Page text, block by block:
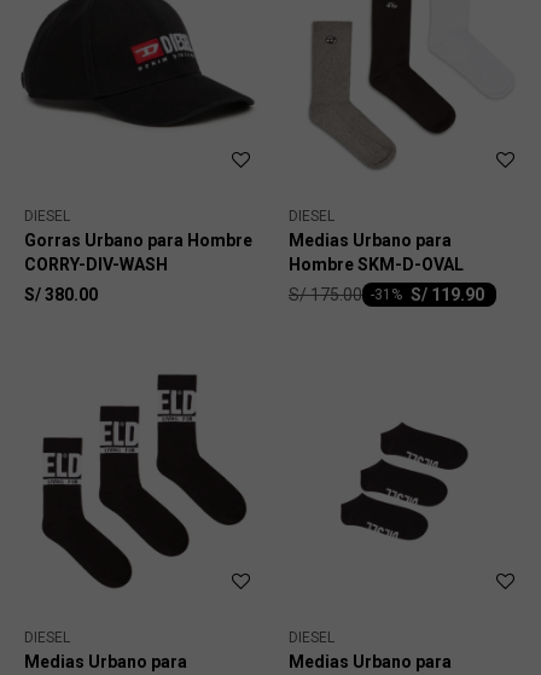
DIESEL
Gorras Urbano para Hombre
CORRY-DIV-WASH
S/380.00
DIESEL
Medias Urbano para
Hombre SKM-D-OVAL
S/ 119.90
-31
S/175.00
DIESEL
Medias Urbano para
DIESEL
Medias Urbano para